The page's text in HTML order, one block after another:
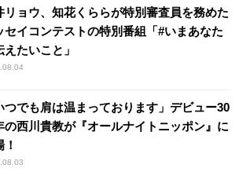
リョウ、知花くららが特別審査員を務めた
セイコンテストの特別番組「#いまあなた
えたいこと」
つでも肩は温まっております」デビュー30
の西川貴教が『オールナイトニッポン』に